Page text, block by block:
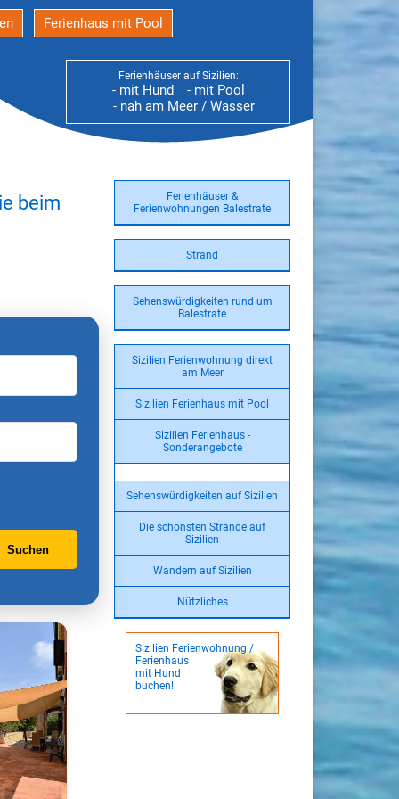
Ferienhaus mit Pool
Ferienhäuser auf Sizilien:
- mit Hund
- mit Pool
- nah am Meer / Wasser
Ferienhäuser &
Ferienwohnungen Balestrate
Strand
Sehenswürdigkeiten rund um
Balestrate
Sizilien Ferienwohnung direkt
am Meer
Sizilien Ferienhaus mit Pool
Sizilien Ferienhaus -
Sonderangebote
Sehenswürdigkeiten auf Sizilien
Die schönsten Strände auf
Sizilien
Wandern auf Sizilien
Nützliches
Sizilien Ferienwohnung /
Ferienhaus
mit Hund
buchen!
beim
Suchen